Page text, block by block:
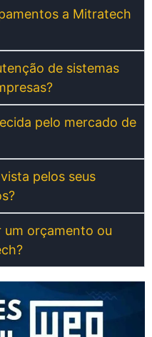
a Mitratech
de sistemas
pelo mercado de
pelos seus
um orçamento ou